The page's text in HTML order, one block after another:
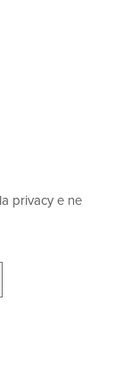
privacye ne